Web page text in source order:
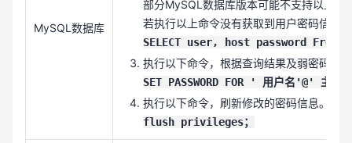
MySQL数据库
部分MySQL数据库版本可能不支持以上查
若执行以上命令没有获取到用户密码信息
SELECT user, host password From
执行以下命令，根据查询结果及弱密码告
SET PASSWORD FOR ' 用户名'@' 主机
执行以下命令，刷新修改的密码信息。
flush privileges；